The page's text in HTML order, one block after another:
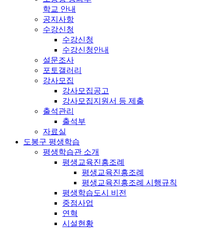
학교 안내
공지사항
수강신청
수강신청
수강신청안내
설문조사
포토갤러리
강사모집
강사모집공고
강사모집지원서 등 제출
출석관리
출석부
자료실
도봉구 평생학습
평생학습관 소개
평생교육진흥조례
평생교육진흥조례
평생교육진흥조례 시행규칙
평생학습도시 비전
중점사업
연혁
시설현황